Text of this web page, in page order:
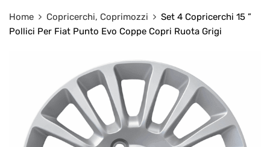
Home Copricerchi, Coprimozzi
Set 4 Copricerchi 15 ”
Pollici Per Fiat Punto Evo Coppe Copri Ruota Grigi